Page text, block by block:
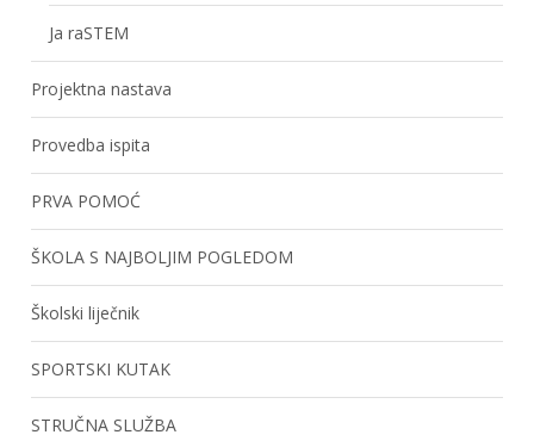
Ja raSTEM
Projektna nastava
Provedba ispita
PRVA POMOĆ
ŠKOLA S NAJBOLJIM POGLEDOM
Školski liječnik
SPORTSKI KUTAK
STRUČNA SLUŽBA